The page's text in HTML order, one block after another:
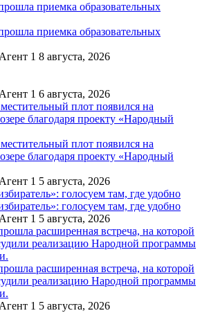
приемка образовательных
приемка образовательных
1 8 августа, 2026
1 6 августа, 2026
плот появился на
благодаря проекту «Народный
плот появился на
благодаря проекту «Народный
1 5 августа, 2026
голосуем там, где удобно
голосуем там, где удобно
1 5 августа, 2026
расширенная встреча, на которой
реализацию Народной программы
расширенная встреча, на которой
реализацию Народной программы
1 5 августа, 2026